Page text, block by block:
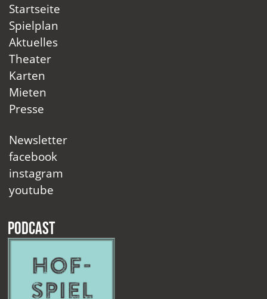
Startseite
Spielplan
Aktuelles
Theater
Karten
Mieten
Presse
Newsletter
facebook
instagram
youtube
Podcast